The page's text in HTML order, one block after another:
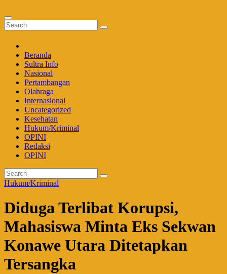
Beranda
Sultra Info
Nasional
Pertambangan
Olahraga
Internasional
Uncategorized
Kesehatan
Hukum/Kriminal
OPINI
Redaksi
OPINI
Hukum/Kriminal
Diduga Terlibat Korupsi,
Mahasiswa Minta Eks Sekwan
Konawe Utara Ditetapkan
Tersangka